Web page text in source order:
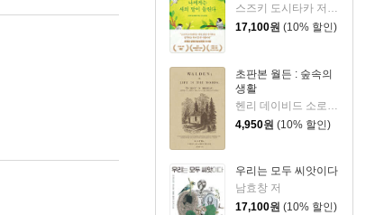
스즈키 도시타카 저/김소연 역
17,100원 (10% 할인)
초판본 월든 : 숲속의
생활
헨리 데이비드 소로 저/전행선 역
4,950원 (10% 할인)
우리는 모두 씨앗이다
남효창 저
17,100원 (10% 할인)